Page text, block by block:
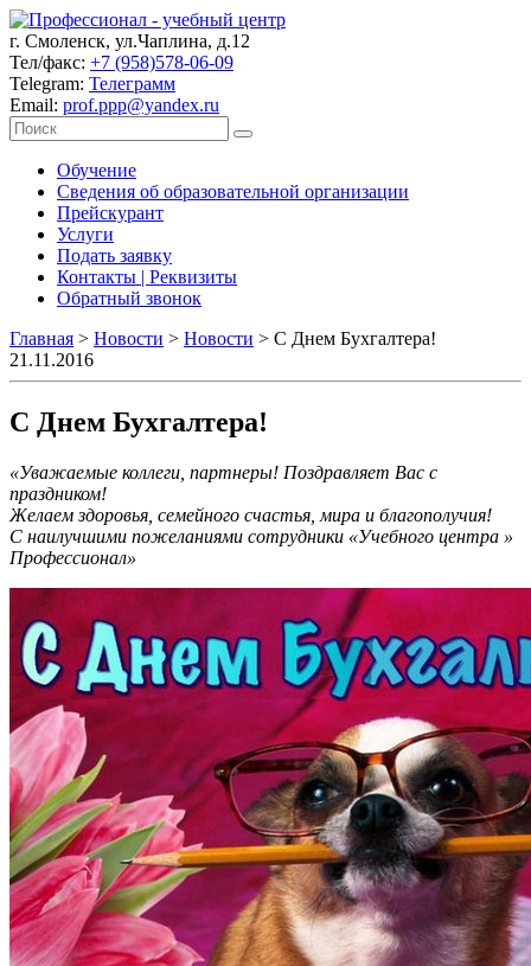
г. Смоленск, ул.Чаплина, д.12
Тел/факс: +7 (958)578-06-09
Telegram: Телеграмм
Email: prof.ppp@yandex.ru
Обучение
Сведения об образовательной организации
Прейскурант
Услуги
Подать заявку
Контакты | Реквизиты
Обратный звонок
Главная > Новости > Новости > С Днем Бухгалтера!
21.11.2016
С Днем Бухгалтера!
«Уважаемые коллеги, партнеры! Поздравляет Вас с
праздником!
Желаем здоровья, семейного счастья, мира и благополучия!
С наилучшими пожеланиями сотрудники «Учебного центра »
Профессионал»